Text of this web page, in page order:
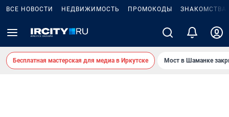
ВСЕ НОВОСТИ НЕДВИЖИМОСТЬ ПРОМОКОДЫ ЗНАКОМСТВА
Бесплатная мастерская для медиа в Иркутске Мост в Шаманке